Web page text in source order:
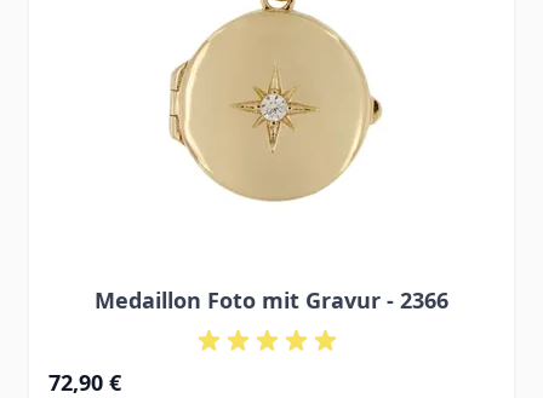
Medaillon Foto mit Gravur - 2366
72,90 €